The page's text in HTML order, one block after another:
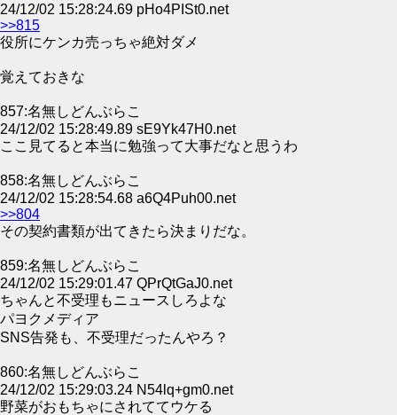
24/12/02 15:28:24.69 pHo4PISt0.net
>>815
役所にケンカ売っちゃ絶対ダメ
覚えておきな
857:名無しどんぶらこ
24/12/02 15:28:49.89 sE9Yk47H0.net
ここ見てると本当に勉強って大事だなと思うわ
858:名無しどんぶらこ
24/12/02 15:28:54.68 a6Q4Puh00.net
>>804
その契約書類が出てきたら決まりだな。
859:名無しどんぶらこ
24/12/02 15:29:01.47 QPrQtGaJ0.net
ちゃんと不受理もニュースしろよな
パヨクメディア
SNS告発も、不受理だったんやろ？
860:名無しどんぶらこ
24/12/02 15:29:03.24 N54lq+gm0.net
野菜がおもちゃにされててウケる